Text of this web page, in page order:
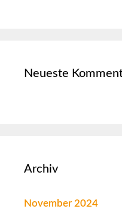
Neueste
Archiv
November 2024